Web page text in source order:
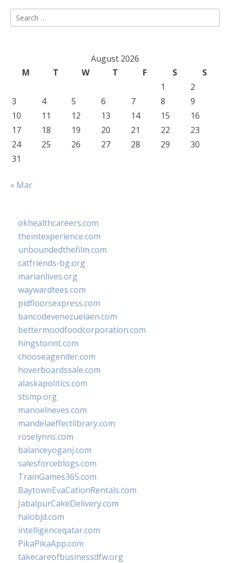
Search
for:
August 2026
M
T W T F S
S
1
2
3
4 5 6 7 8
9
10
11 12 13 14 15
16
17
18 19 20 21 22
23
24
25 26 27 28 29
30
31
« Mar
okhealthcareers.com
theintexperience.com
unboundedthefilm.com
catfriends-bg.org
marianlives.org
waywardtees.com
pidfloorsexpress.com
bancodevenezuelaen.com
bettermoodfoodcorporation.com
hingstonnt.com
chooseagender.com
hoverboardssale.com
alaskapolitics.com
stsmp.org
manoelneves.com
mandelaeffectlibrary.com
roselynns.com
balanceyoganj.com
salesforceblogs.com
TrainGames365.com
BaytownEvaCationRentals.com
JabalpurCakeDelivery.com
halobjd.com
intelligenceqatar.com
PikaPikaApp.com
takecareofbusinessdfw.org